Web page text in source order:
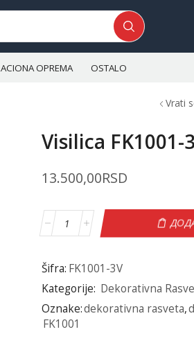
OPREMA OSTALO
Vrati
Visilica FK1001-
13.500,00RSD
Šifra: FK1001-3V
Kategorije: Dekorativna
Oznake:dekorativna rasveta,
FK1001